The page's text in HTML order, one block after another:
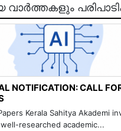
വാർത്തകളും
NOTIFICATION: CALL
Kerala Sahitya Akademi
researched academic...